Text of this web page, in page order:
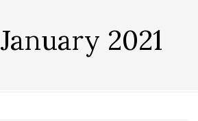
January 2021